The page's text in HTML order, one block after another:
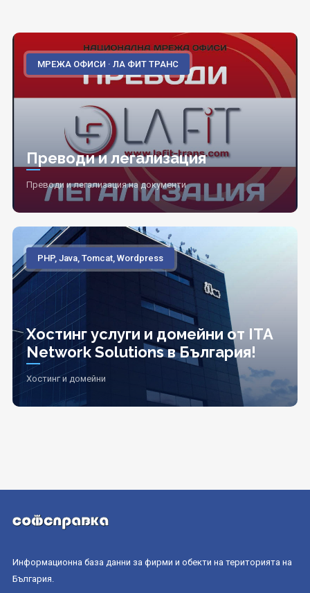
МРЕЖА ОФИСИ · ЛА ФИТ ТРАНС
Преводи и легализация
Преводи и легализация на документи
PHP, Java, Tomcat, Wordpress
Хостинг услуги и домейни от ITA
Network Solutions в България!
Хостинг и домейни
Информационна база данни за фирми и обекти на територията на
България.